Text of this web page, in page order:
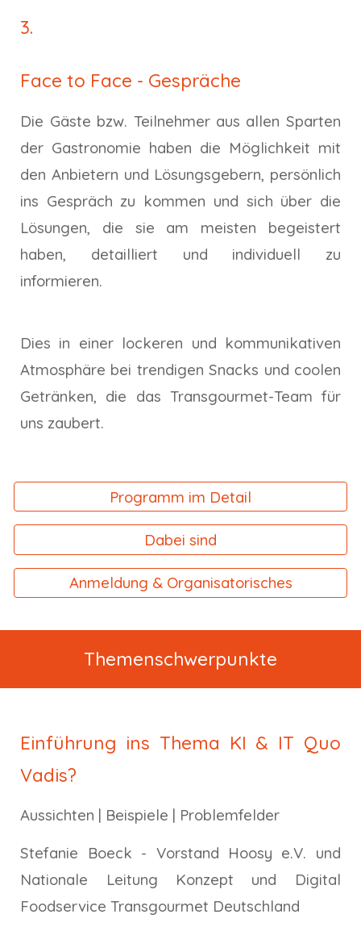
3.
Face to Face - Gespräche
Die Gäste bzw. Teilnehmer aus allen Sparten
der Gastronomie haben die Möglichkeit mit
den Anbietern und Lösungsgebern, persönlich
ins Gespräch zu kommen und sich über die
Lösungen, die sie am meisten begeistert
haben, detailliert und individuell zu
informieren.
Dies in einer lockeren und kommunikativen
Atmosphäre bei trendigen Snacks und coolen
Getränken, die das Transgourmet-Team für
uns zaubert.
Programm im Detail
Dabei sind
Anmeldung & Organisatorisches
Themenschwerpunkte
Einführung ins Thema KI & IT Quo
Vadis?
Aussichten | Beispiele | Problemfelder
Stefanie Boeck - Vorstand Hoosy e.V. und
Nationale Leitung Konzept und Digital
Foodservice Transgourmet Deutschland